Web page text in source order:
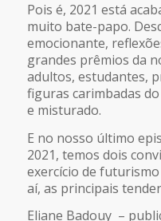
LINK
INCORPORAR
Pois é, 2021 está
muito bate-papo.
emocionante,
grandes prêmios da
adultos, estudantes,
figuras carimbadas
e misturado.
E no nosso último
2021, temos dois
exercício de
aí, as principais
Eliane Badouy –